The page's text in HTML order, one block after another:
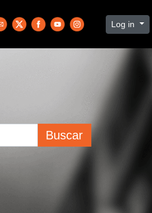
Log in
Buscar